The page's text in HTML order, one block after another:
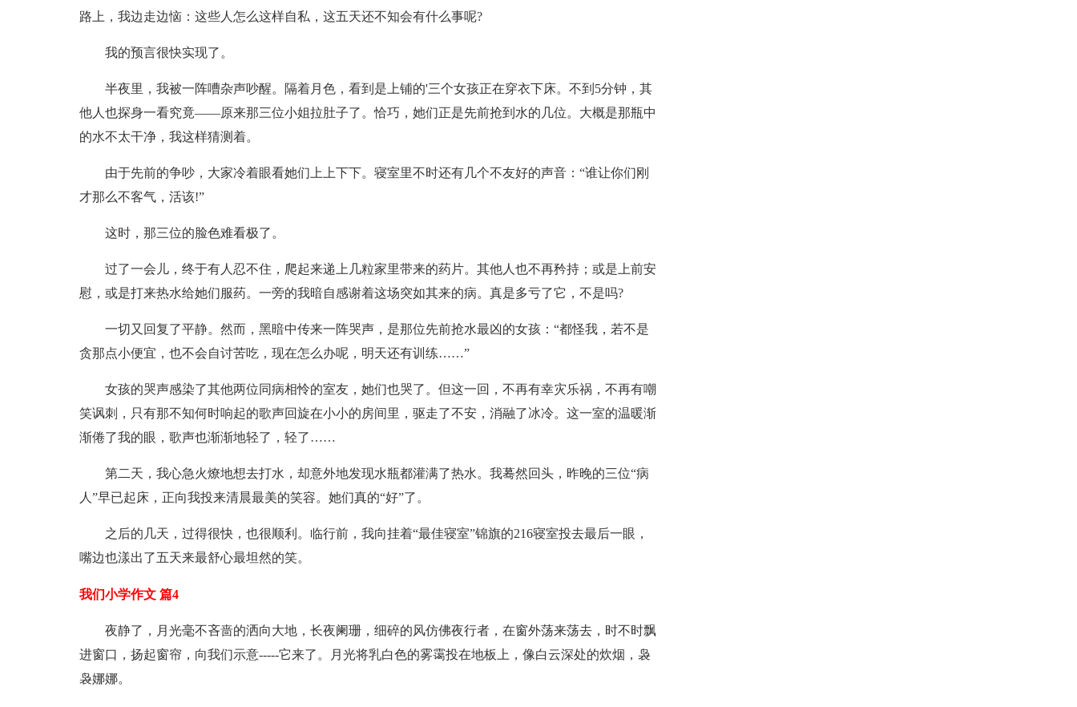
路上，我边走边恼：这些人怎么这样自私，这五天还不知会有什么事呢?
我的预言很快实现了。
半夜里，我被一阵嘈杂声吵醒。隔着月色，看到是上铺的'三个女孩正在穿衣下床。不到5分钟，其
他人也探身一看究竟——原来那三位小姐拉肚子了。恰巧，她们正是先前抢到水的几位。大概是那瓶中
的水不太干净，我这样猜测着。
由于先前的争吵，大家冷着眼看她们上上下下。寝室里不时还有几个不友好的声音：“谁让你们刚
才那么不客气，活该!”
这时，那三位的脸色难看极了。
过了一会儿，终于有人忍不住，爬起来递上几粒家里带来的药片。其他人也不再矜持；或是上前安
慰，或是打来热水给她们服药。一旁的我暗自感谢着这场突如其来的病。真是多亏了它，不是吗?
一切又回复了平静。然而，黑暗中传来一阵哭声，是那位先前抢水最凶的女孩：“都怪我，若不是
贪那点小便宜，也不会自讨苦吃，现在怎么办呢，明天还有训练……”
女孩的哭声感染了其他两位同病相怜的室友，她们也哭了。但这一回，不再有幸灾乐祸，不再有嘲
笑讽刺，只有那不知何时响起的歌声回旋在小小的房间里，驱走了不安，消融了冰冷。这一室的温暖渐
渐倦了我的眼，歌声也渐渐地轻了，轻了……
第二天，我心急火燎地想去打水，却意外地发现水瓶都灌满了热水。我蓦然回头，昨晚的三位“病
人”早已起床，正向我投来清晨最美的笑容。她们真的“好”了。
之后的几天，过得很快，也很顺利。临行前，我向挂着“最佳寝室”锦旗的216寝室投去最后一眼，
嘴边也漾出了五天来最舒心最坦然的笑。
我们小学作文 篇4
夜静了，月光毫不吝啬的洒向大地，长夜阑珊，细碎的风仿佛夜行者，在窗外荡来荡去，时不时飘
进窗口，扬起窗帘，向我们示意-----它来了。月光将乳白色的雾霭投在地板上，像白云深处的炊烟，袅
袅娜娜。